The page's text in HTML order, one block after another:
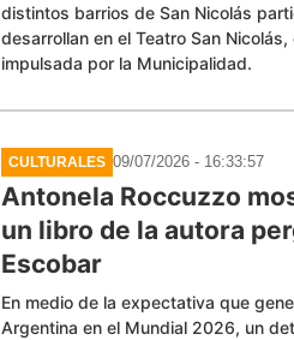
distintos barrios de San Nicolás
desarrollan en el Teatro San
impulsada por la Municipalidad.
CULTURALES 09/07/2026 - 16:33:57
Antonela Roccuzzo
un libro de la autora
Escobar
En medio de la expectativa que
Argentina en el Mundial 2026, un